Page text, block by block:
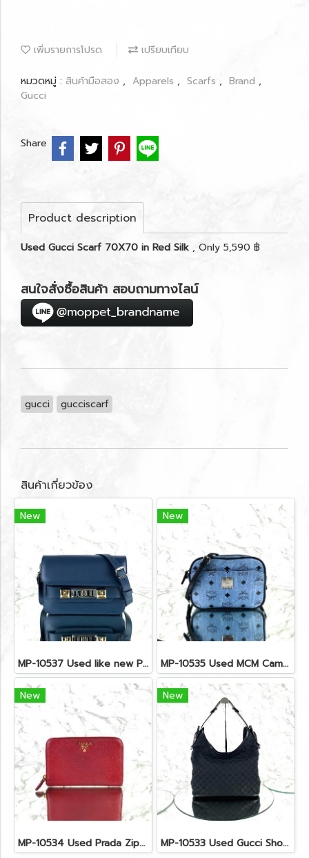
เพิ่มรายการโปรด เปรียบเทียบ
หมวดหมู่ : สินค้ามือสอง , Apparels , Scarfs , Brand ,
Gucci
Share
Product description
Used Gucci Scarf 70X70 in Red Silk , Only 5,590 ฿
สนใจสั่งซื้อสินค้า สอบถามทางไลน์
gucci gucciscarf
สินค้าเกี่ยวข้อง
New
MP-10537 Used like new Proenza PS11 Mini
New
MP-10535 Used MCM Camera Bag In Blue Visetos SHW
New
MP-10534 Used Prada Zippy Medium Wallet In Fuoco Saffiano GHW
New
MP-10533 Used Gucci Shoulder Bag GG Black Canvas Shw